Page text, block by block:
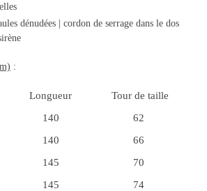
dénudées | cordon de serrage dans le dos
:
Longueur
Tour de taille
140
62
140
66
145
70
145 74